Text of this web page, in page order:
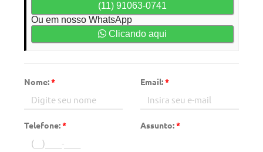
(11) 91063-0741
Ou em nosso WhatsApp
Clicando aqui
Nome:* Email:*
Telefone:* Assunto:*